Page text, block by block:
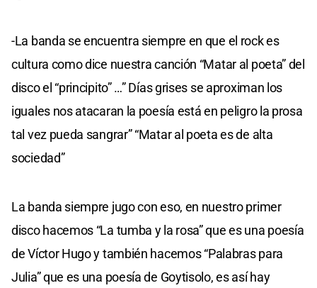
-La banda se encuentra siempre en que el rock es
cultura como dice nuestra canción “Matar al poeta” del
disco el “principito” …” Días grises se aproximan los
iguales nos atacaran la poesía está en peligro la prosa
tal vez pueda sangrar” “Matar al poeta es de alta
sociedad”
La banda siempre jugo con eso, en nuestro primer
disco hacemos “La tumba y la rosa” que es una poesía
de Víctor Hugo y también hacemos “Palabras para
Julia” que es una poesía de Goytisolo, es así hay